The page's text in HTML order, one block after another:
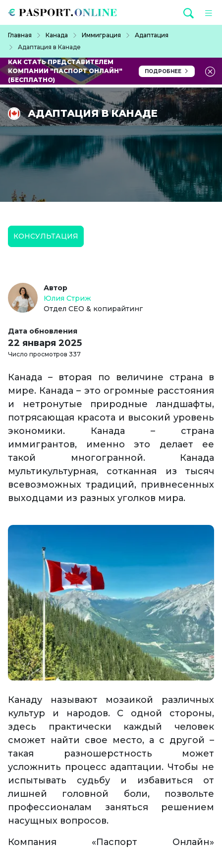
Главная Канада Иммиграция
Адаптация
Адаптация в Канаде
КАК СТАТЬ ПРЕДСТАВИТЕЛЕМ
КОМПАНИИ "ПАСПОРТ ОНЛАЙН"
(БЕСПЛАТНО)
ПОДРОБНЕЕ
АДАПТАЦИЯ В КАНАДЕ
КОНСУЛЬТАЦИЯ
Автор
Юлия Стриж
Отдел СЕО & копирайтинг
Дата обновления
22 января 2025
Число просмотров 337
Канада – вторая по величине страна в
мире. Канада – это огромные расстояния
и нетронутые природные ландшафты,
потрясающая красота и высокий уровень
экономики. Канада – страна
иммигрантов, именно это делает ее
такой многогранной. Канада
мультикультурная, сотканная из тысяч
всевозможных традиций, привнесенных
выходцами из разных уголков мира.
Канаду называют мозаикой различных
культур и народов. С одной стороны,
здесь практически каждый человек
сможет найти свое место, а с другой –
такая разношерстность может
усложнить процесс адаптации. Чтобы не
испытывать судьбу и избавиться от
лишней головной боли, позвольте
профессионалам заняться решением
насущных вопросов.
Компания «Паспорт Онлайн»